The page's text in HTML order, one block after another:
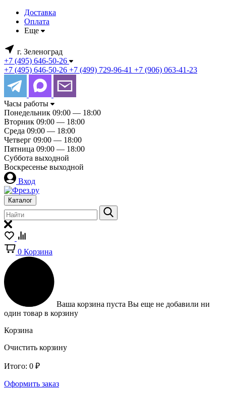
Доставка
Оплата
Еще
г. Зеленоград
+7 (495) 646-50-26
+7 (495) 646-50-26 +7 (499) 729-96-41 +7 (906) 063-41-23
Часы работы
Понедельник 09:00 — 18:00
Вторник 09:00 — 18:00
Среда 09:00 — 18:00
Четверг 09:00 — 18:00
Пятница 09:00 — 18:00
Суббота выходной
Воскресенье выходной
Вход
Каталог
0 Корзина
Ваша корзина пуста Вы еще не добавили ни
один товар в корзину
Корзина
Очистить корзину
Итого: 0 ₽
Оформить заказ